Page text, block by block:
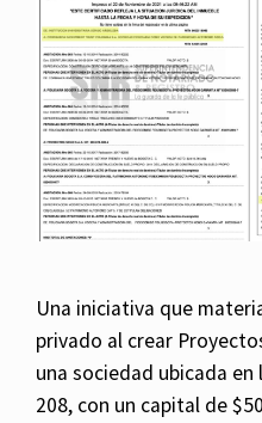
Una iniciativa que
privado al crear
una sociedad ubicada
208, con un capital de